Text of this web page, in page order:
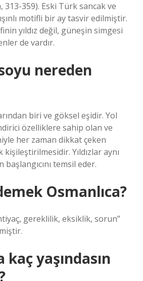
313-359). Eski Türk sancak ve
motifli bir ay tasvir edilmiştir.
yıldız değil, güneşin simgesi
de vardır.
nereden
biri ve göksel eşidir. Yol
özelliklere sahip olan ve
her zaman dikkat çeken
kişileştirilmesidir. Yıldızlar aynı
başlangıcını temsil eder.
Osmanlıca?
kaç yaşındasın